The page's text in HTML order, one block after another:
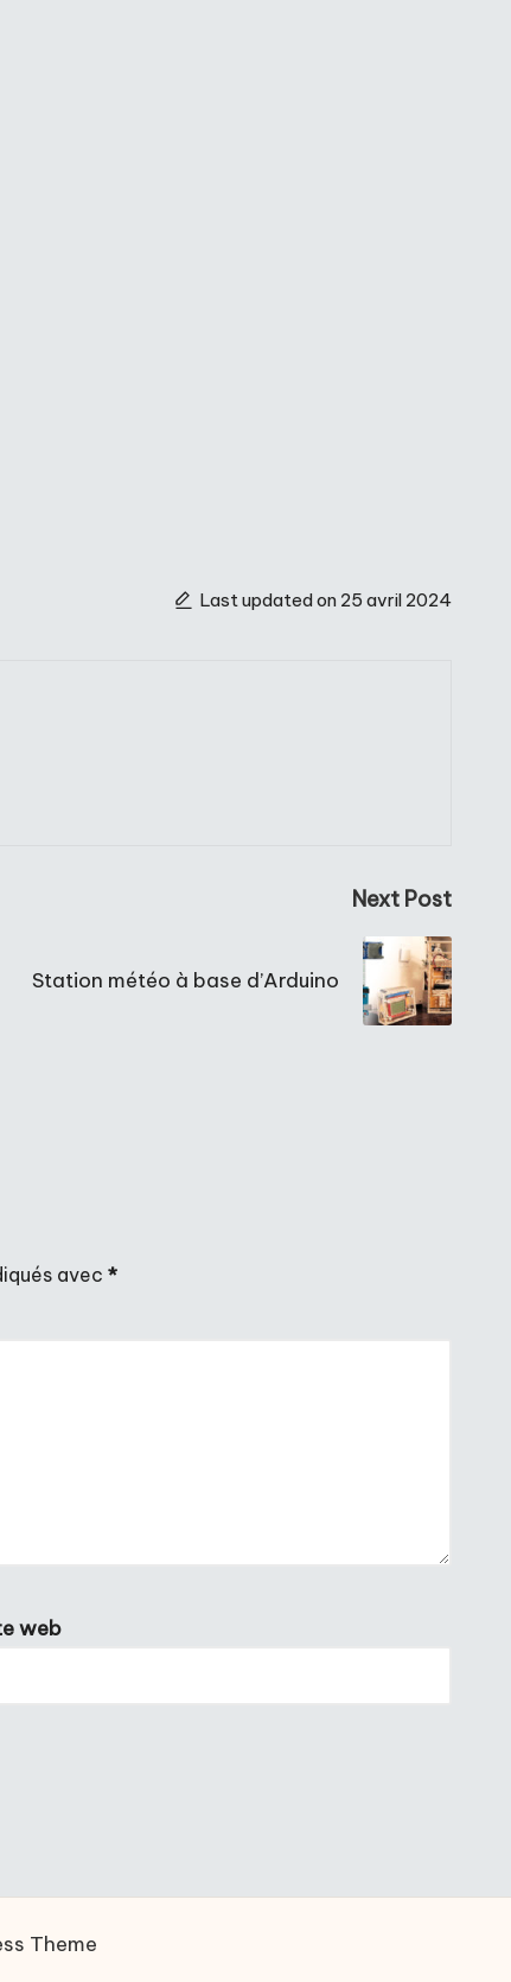
Last updated on 25 avril 2024
Next Post
Station météo à base d’Arduino
avec *
web
Theme